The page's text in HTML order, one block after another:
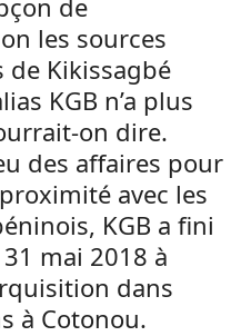
de
les sources
de Kikissagbé
KGB n’a plus
on dire.
des affaires pour
avec les
KGB a fini
mai 2018 à
dans
à Cotonou.